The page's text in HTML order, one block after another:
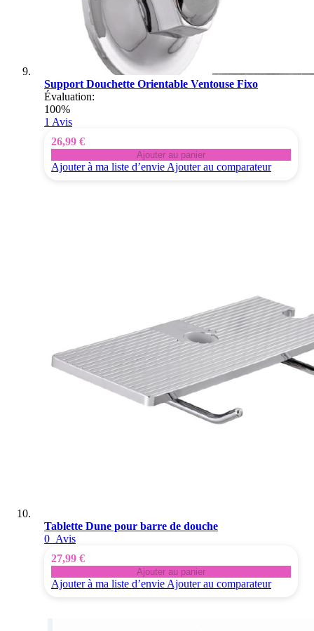
Support Douchette Orientable Ventouse Fixo
Évaluation:
100%
1 Avis
26,99 €
Ajouter au panier
Ajouter à ma liste d’envie Ajouter au comparateur
Tablette Dune pour barre de douche
0 Avis
27,99 €
Ajouter au panier
Ajouter à ma liste d’envie Ajouter au comparateur